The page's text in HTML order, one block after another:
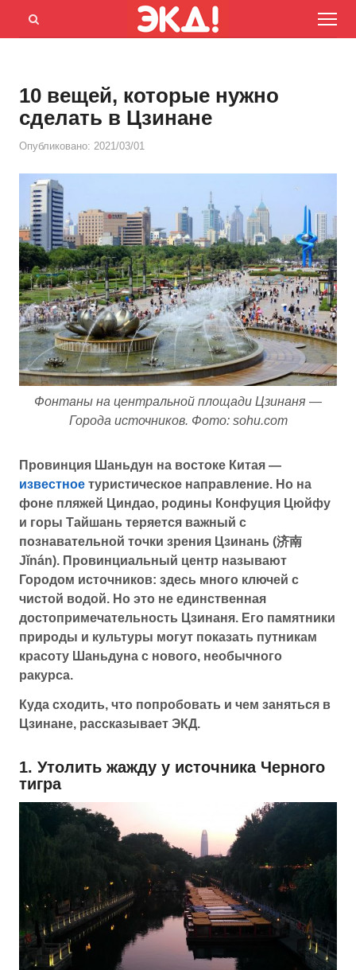
Menu
Открыть
10 вещей, которые нужно
сделать в Цзинане
Опубликовано: 2021/03/01
Фонтаны на центральной площади Цзинаня —
Города источников. Фото: sohu.com
Провинция Шаньдун на востоке Китая —
известное туристическое направление. Но на
фоне пляжей Циндао, родины Конфуция Цюйфу
и горы Тайшань теряется важный с
познавательной точки зрения Цзинань (济南
Jǐnán). Провинциальный центр называют
Городом источников: здесь много ключей с
чистой водой. Но это не единственная
достопримечательность Цзинаня. Его памятники
природы и культуры могут показать путникам
красоту Шаньдуна с нового, необычного
ракурса.
Куда сходить, что попробовать и чем заняться в
Цзинане, рассказывает ЭКД.
1. Утолить жажду у источника Черного
тигра